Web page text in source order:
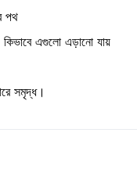
পথ
এগুলো এড়ানো যায়
সমৃদ্ধ।